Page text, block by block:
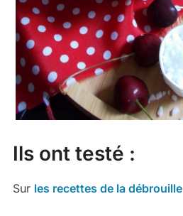
Ils ont testé :
Sur les recettes de la débrouille